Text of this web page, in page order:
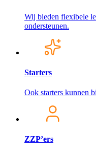
Wij bieden flexibele
ondersteunen.
Starters
Ook starters kunnen
ZZP’ers